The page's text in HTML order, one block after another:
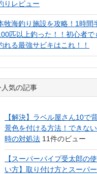
りレビュー
牧海釣り施設を攻略！1時間
匹以上釣った！！初心者で
れる最強サビキはこれ！！
人気の記事
【解決】ラベル屋さん10で
景色を付ける方法！できない
時の対処法 11件のビュー
【スーパーパイプ受太郎の使
い方】取り付け方とスーパー